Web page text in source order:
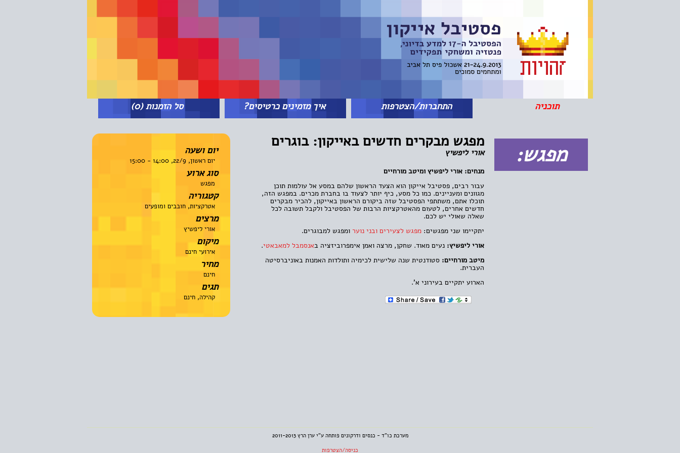
תוכניה התחברות/הצטרפות איך מזמינים כרטיסים? סל הזמנות(0)
מפגש: מפגש מבקרים חדשים באייקון: בוגרים
אורי ליפשיץ
מנחים: אורי ליפשיץ ומיטב מורחיים
עבור רבים, פסטיבל אייקון הוא הצעד הראשון שלהם במסע אל עולמות תוכן
מגוונים ומעניינים. כמו כל מסע, כיף יותר לצעוד בו בחברת מכרים. במפגש הזה,
תוכלו אתם, משתתפי הפסטיבל שזה ביקורם הראשון באייקון, להכיר מבקרים
חדשים אחרים, לטעום מהאטרקציות הרבות של הפסטיבל ולקבל תשובה לכל
שאלה שאולי יש לכם.
יתקיימו שני מפגשים: מפגש לצעירים ובני נוער ומפגש למבוגרים.
אורי ליפשיץ: נעים מאוד. שחקן, מרצה ואמן אימפרוביזציה באנסמבל למאבאטי.
מיטב מורחיים: סטודנטית שנה שלישית לכימיה ותולדות האמנות באוניברסיטה
העברית.
הארוע יתקיים בעירוני א'.
יום ושעה
יום ראשון, 22/9, 14:00 - 15:00
סוג ארוע
מפגש
קטגוריה
אטרקציות, חובבים ומופעים
מרצים
אורי ליפשיץ
מיקום
אירועי חינם
מחיר
חינם
תגים
קהילה, חינם
מערכת כו"ד - כנסים ודרקונים פותחה ע"י ערן הרץ 2011-2013
כניסה/הצטרפות